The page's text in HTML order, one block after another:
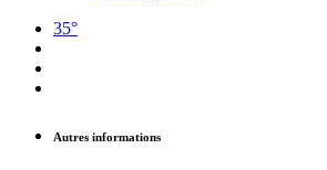
35°
Autres informations